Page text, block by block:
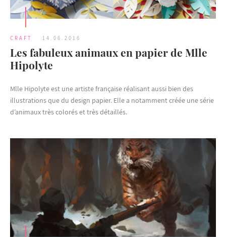
CRAFT 14.06.2016
Les fabuleux animaux en papier de Mlle
Hipolyte
Mlle Hipolyte est une artiste française réalisant aussi bien des
illustrations que du design papier. Elle a notamment créée une série
d’animaux très colorés et très détaillés.